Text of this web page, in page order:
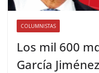
COLUMNISTAS
Los mil 600
García